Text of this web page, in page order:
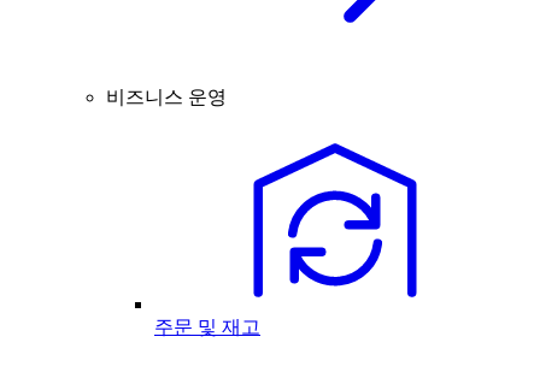
비즈니스 운영
주문 및 재고